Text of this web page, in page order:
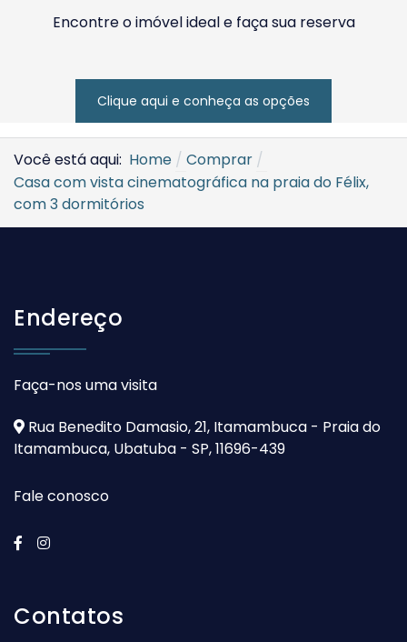
Encontre o imóvel ideal e faça sua reserva
Clique aqui e conheça as opções
Você está aqui: Home
Comprar
Casa com vista cinematográfica na praia do Félix,
com 3 dormitórios
Endereço
Faça-nos uma visita
Rua Benedito Damasio, 21, Itamambuca - Praia do
Itamambuca, Ubatuba - SP, 11696-439
Fale conosco
Contatos